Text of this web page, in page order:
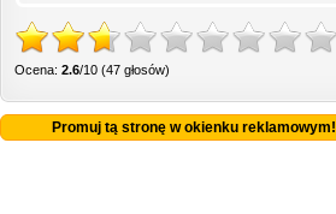
Ocena: 2.6/10 (47 głosów)
Promuj tą stronę w okienku reklamowym!